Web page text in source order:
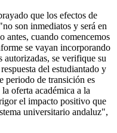
que los efectos de
son inmediatos y será en
antes, cuando comencemos
se vayan incorporando
autorizadas, se verifique su
del estudiantado y
periodo de transición es
oferta académica a la
el impacto positivo que
universitario andaluz",